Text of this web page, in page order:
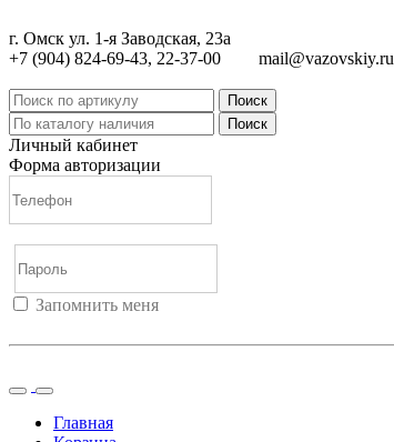
г. Омск ул. 1-я Заводская, 23а
+7 (904) 824-69-43, 22-37-00
mail@vazovskiy.ru
Поиск
Поиск
Личный кабинет
Форма авторизации
Запомнить меня
Главная